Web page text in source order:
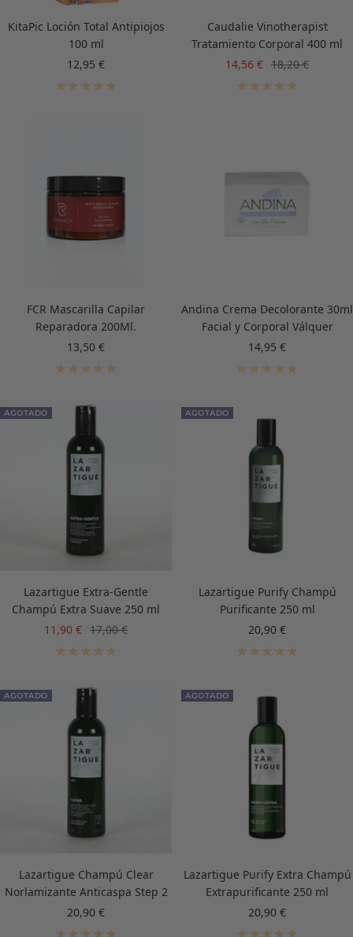
KitaPic Loción Total Antipiojos
100 ml
Precio
de
12,95 €
Caudalie Vinotherapist
Tratamiento Corporal 400 ml
Precio
14,56 € Precio
normal
18,20 €
FCR Mascarilla Capilar
Reparadora 200Ml.
Precio
de
13,50 €
Andina Crema Decolorante 30ml
Facial y Corporal Válquer
Precio
de
14,95 €
AGOTADO
Lazartigue Extra-Gentle
Champú Extra Suave 250 ml
Precio
11,90 € Precio
normal
17,00 €
AGOTADO
Lazartigue Purify Champú
Purificante 250 ml
Precio
de
20,90 €
AGOTADO
Lazartigue Champú Clear
Norlamizante Anticaspa Step 2
Precio
de
20,90 €
AGOTADO
Lazartigue Purify Extra Champú
Extrapurificante 250 ml
Precio
de
20,90 €